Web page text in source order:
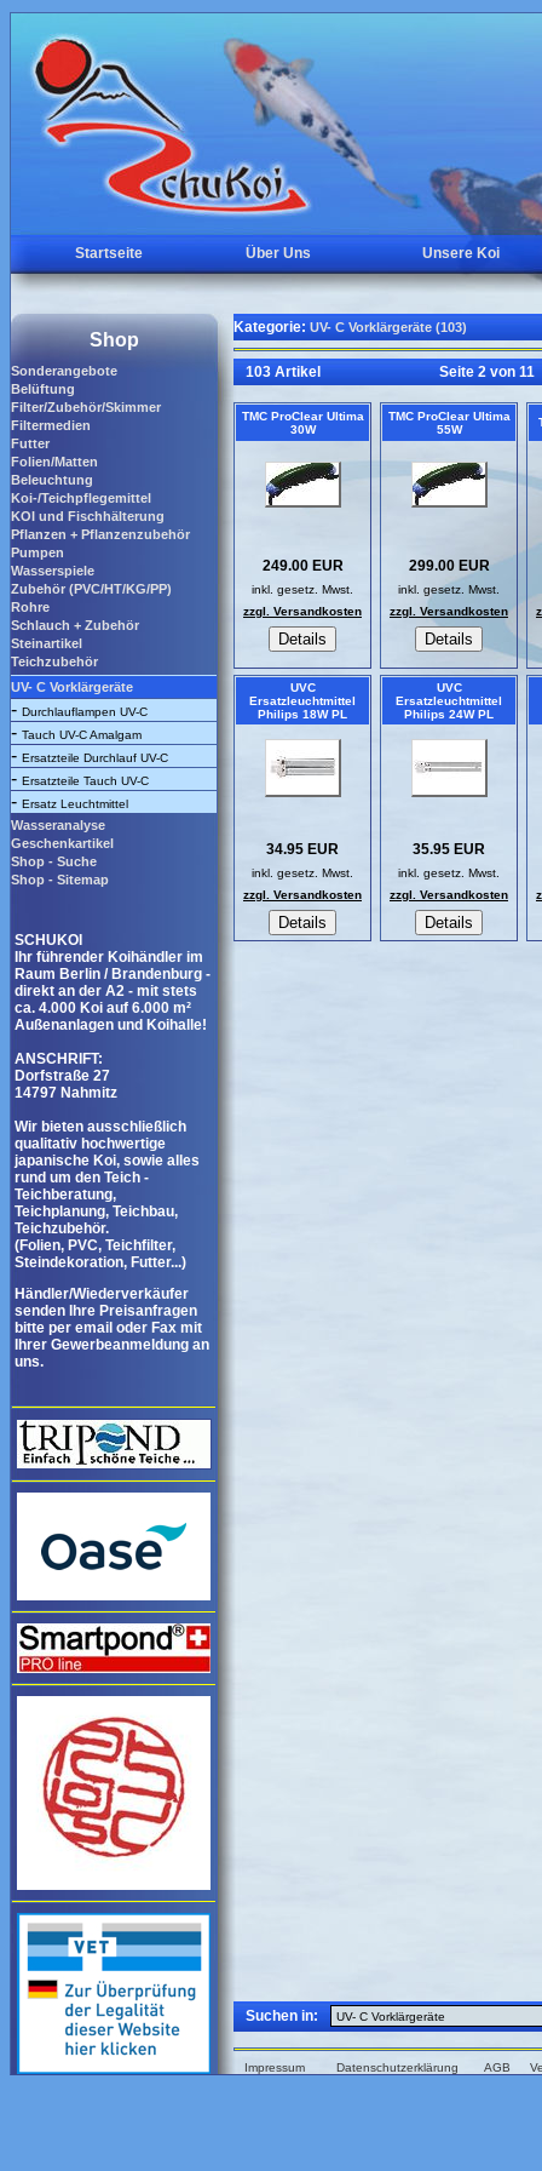
Startseite Über Uns Unsere Koi
Shop
Sonderangebote
Belüftung
Filter/Zubehör/Skimmer
Filtermedien
Futter
Folien/Matten
Beleuchtung
Koi-/Teichpflegemittel
KOI und Fischhälterung
Pflanzen + Pflanzenzubehör
Pumpen
Wasserspiele
Zubehör (PVC/HT/KG/PP)
Rohre
Schlauch + Zubehör
Steinartikel
Teichzubehör
UV- C Vorklärgeräte
- Durchlauflampen UV-C
- Tauch UV-C Amalgam
- Ersatzteile Durchlauf UV-C
- Ersatzteile Tauch UV-C
- Ersatz Leuchtmittel
Wasseranalyse
Geschenkartikel
Shop - Suche
Shop - Sitemap
SCHUKOI
Ihr führender Koihändler im
Raum Berlin / Brandenburg -
direkt an der A2 - mit stets
ca. 4.000 Koi auf 6.000 m²
Außenanlagen und Koihalle!
ANSCHRIFT:
Dorfstraße 27
14797 Nahmitz
Wir bieten ausschließlich
qualitativ hochwertige
japanische Koi, sowie alles
rund um den Teich -
Teichberatung,
Teichplanung, Teichbau,
Teichzubehör.
(Folien, PVC, Teichfilter,
Steindekoration, Futter...)
Händler/Wiederverkäufer
senden Ihre Preisanfragen
bitte per email oder Fax mit
Ihrer Gewerbeanmeldung an
uns.
Kategorie: UV- C Vorklärgeräte (103)
103 Artikel Seite 2 von 11
TMC ProClear Ultima
30W
249.00 EUR
inkl. gesetz. Mwst.
zzgl. Versandkosten
TMC ProClear Ultima
55W
299.00 EUR
inkl. gesetz. Mwst.
zzgl. Versandkosten
UVC
Ersatzleuchtmittel
Philips 18W PL
34.95 EUR
inkl. gesetz. Mwst.
zzgl. Versandkosten
UVC
Ersatzleuchtmittel
Philips 24W PL
35.95 EUR
inkl. gesetz. Mwst.
zzgl. Versandkosten
Suchen in:
Impressum Datenschutzerklärung AGB